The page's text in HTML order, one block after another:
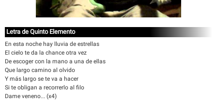
Letra de Quinto Elemento
En esta noche hay lluvia de estrellas
El cielo te da la chance otra vez
De escoger con la mano a una de ellas
Que largo camino al olvido
Y más largo se te va a hacer
Si te obligan a recorrerlo al filo
Dame veneno... (x4)